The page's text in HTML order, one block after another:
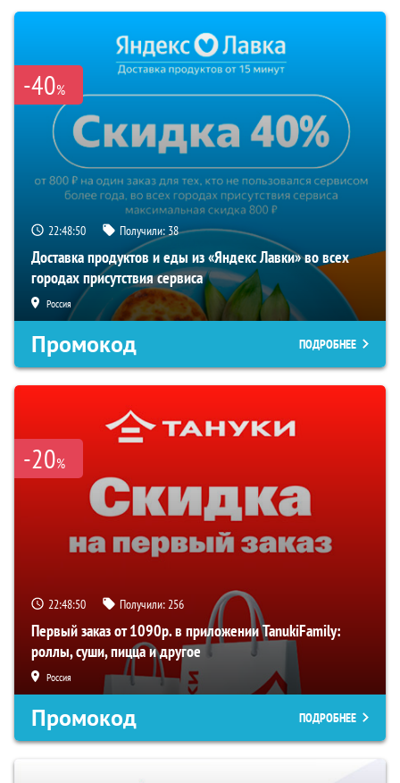
-40%
22:48:50 Получили:38
Доставка продуктов и еды из «Яндекс Лавки» во всех
городах присутствия сервиса
Россия
Промокод ПОДРОБНЕЕ
-20%
22:48:50 Получили:256
Первый заказ от 1090р. в приложении TanukiFamily:
роллы, суши, пицца и другое
Россия
Промокод ПОДРОБНЕЕ